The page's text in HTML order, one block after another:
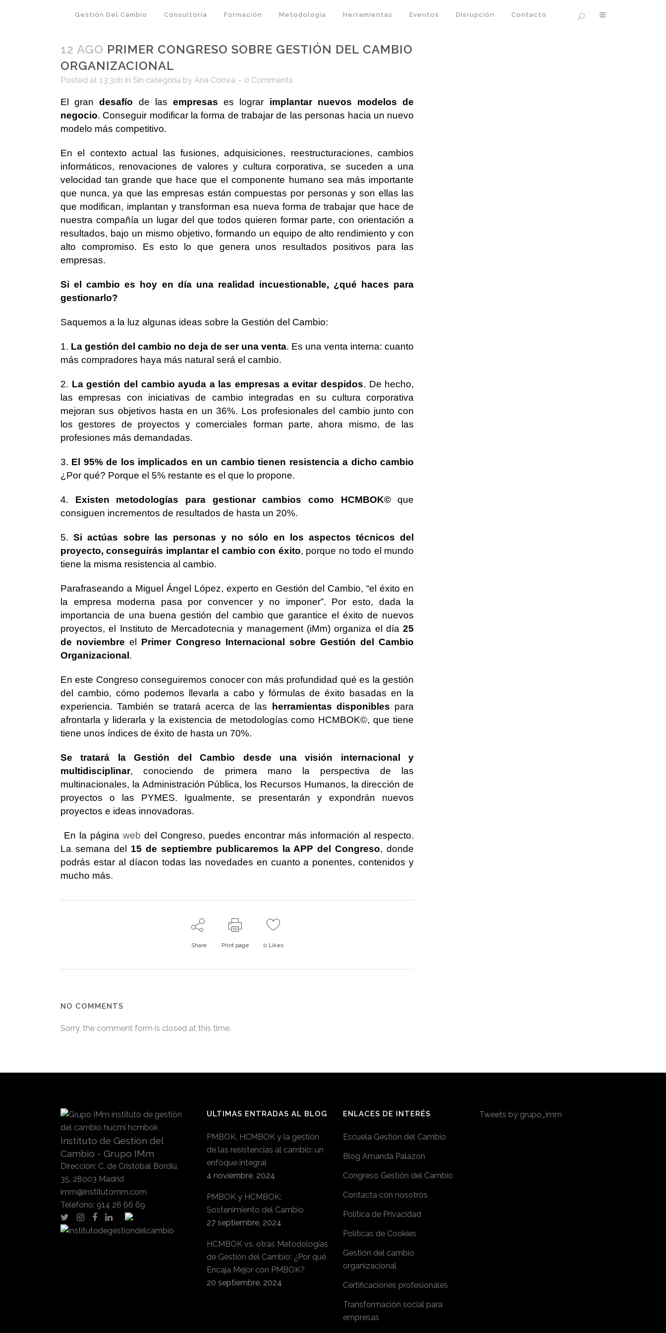
Gestión Del Cambio Consultoria Formación Metodología Herramientas Eventos Disrupción Contacto
12 AGO PRIMER CONGRESO SOBRE GESTIÓN DEL CAMBIO
ORGANIZACIONAL
Posted at 13:30h in Sin categoría by Ana Correa 0 Comments
El grandesafío de lasempresas es lograr implantar nuevos modelos de
negocio. Conseguir modificar la forma de trabajar de las personas hacia un nuevo
modelo más competitivo.
En el contexto actual las fusiones, adquisiciones, reestructuraciones, cambios
informáticos, renovaciones de valores y cultura corporativa, se suceden a una
velocidad tan grande que hace que el componente humano sea más importante
que nunca, ya que las empresas están compuestas por personas y son ellas las
que modifican, implantan y transforman esa nueva forma de trabajar que hace de
nuestra compañía un lugar del que todos quieren formar parte, con orientación a
resultados, bajo un mismo objetivo, formando un equipo de alto rendimiento y con
alto compromiso. Es esto lo que genera unos resultados positivos para las
empresas.
Si el cambio es hoy en día una realidad incuestionable, ¿qué haces para
gestionarlo?
Saquemos a la luz algunas ideas sobre la Gestión del Cambio:
1. La gestión del cambio no deja de ser una venta. Es una venta interna: cuanto
más compradores haya más natural será el cambio.
2. La gestión del cambio ayuda a las empresas a evitar despidos. De hecho,
las empresas con iniciativas de cambio integradas en su cultura corporativa
mejoran sus objetivos hasta en un 36%. Los profesionales del cambio junto con
los gestores de proyectos y comerciales forman parte, ahora mismo, de las
profesiones más demandadas.
3. El 95% de los implicados en un cambio tienen resistencia a dicho cambio
¿Por qué? Porque el 5% restante es el que lo propone.
4. Existen metodologías para gestionar cambios como HCMBOK©que
consiguen incrementos de resultados de hasta un 20%.
5.Si actúas sobre las personas y no sólo en los aspectos técnicos del
proyecto, conseguirás implantar el cambio con éxito, porque no todo el mundo
tiene la misma resistencia al cambio.
Parafraseando a Miguel Ángel López, experto en Gestión del Cambio, “el éxito en
la empresa moderna pasa por convencer y no imponer”. Por esto, dada la
importancia de una buena gestión del cambio que garantice el éxito de nuevos
proyectos, el Instituto de Mercadotecnia y management (iMm) organiza el día25
de noviembre el Primer Congreso Internacional sobre Gestión del Cambio
Organizacional .
En este Congreso conseguiremos conocer con más profundidad qué es la gestión
del cambio, cómo podemos llevarla a cabo y fórmulas de éxito basadas en la
experiencia. También se tratará acerca de las
herramientas disponibles para
afrontarla y liderarla y la existencia de metodologías como HCMBOK©, que tiene
tiene unos índices de éxito de hasta un 70%.
Se tratará la Gestión del Cambio desde una visión internacional y
multidisciplinar, conociendo de primera mano la perspectiva de las
multinacionales, la Administración Pública, los Recursos Humanos, la dirección de
proyectos o las PYMES. Igualmente, se presentarán y expondrán nuevos
proyectos e ideas innovadoras.
En la páginawebdel Congreso, puedes encontrar más información al respecto.
La semana del 15 de septiembre publicaremos la APP del Congreso, donde
podrás estar al díacon todas las novedades en cuanto a ponentes, contenidos y
mucho más.
Share Print page 0 Likes
NO COMMENTS
Sorry, the comment form is closed at this time.
Instituto de Gestión del
Cambio - Grupo IMm
Dirección: C. de Cristóbal Bordiú,
35, 28003 Madrid
imm@institutomm.com
Teléfono: 914 26 66 69
ULTIMAS ENTRADAS AL BLOG
PMBOK, HCMBOK y la gestión
de las resistencias al cambio: un
enfoque integral
4 noviembre, 2024
PMBOK y HCMBOK:
Sostenimiento del Cambio
27 septiembre, 2024
HCMBOK vs. otras Metodologías
de Gestión del Cambio: ¿Por qué
Encaja Mejor con PMBOK?
20 septiembre, 2024
ENLACES DE INTERÉS
Escuela Gestión del Cambio
Blog Amanda Palazon
Congreso Gestión del Cambio
Contacta con nosotros
Política de Privacidad
Políticas de Cookies
Gestión del cambio
organizacional
Certificaciones profesionales
Transformación social para
empresas
Tweets by grupo_imm